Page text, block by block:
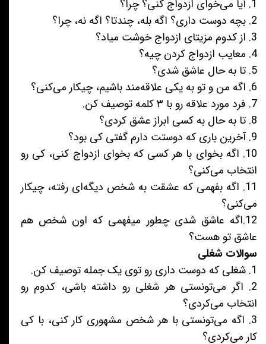
1. آیا می‌خوای ازدواج کنی؟ چرا؟
2. بچه دوست داری؟ اگه بله، چندتا؟ اگه نه، چرا؟
3. از کدوم مزیتای ازدواج خوشت میاد؟
4. معایب ازدواج کردن چیه؟
5. تا به حال عاشق شدی؟
6. اگه من و تو به یکی علاقه‌مند باشیم، چیکار می‌کنی؟
7. فرد مورد علاقه رو با ۳ کلمه توصیف کن.
8. تا به حال به کسی ابراز عشق کردی؟
9. آخرین باری که دوستت دارم گفتی کی بود؟
10. اگه بخوای با هر کسی که بخوای ازدواج کنی، کی رو
انتخاب می‌کنی؟
11. اگه بفهمی که عشقت به شخص دیگه‌ای رفته، چیکار
می‌کنی؟
12.اگه عاشق شدی چطور میفهمی که اون شخص هم
عاشق تو هست؟
سوالات شغلی
1. شغلی که دوست داری رو توی یک جمله توصیف کن.
2. اگر می‌تونستی هر شغلی رو داشته باشی، کدوم رو
انتخاب می‌کردی؟
3. اگه می‌تونستی با هر شخص مشهوری کار کنی، با کی
کار می‌کردی؟